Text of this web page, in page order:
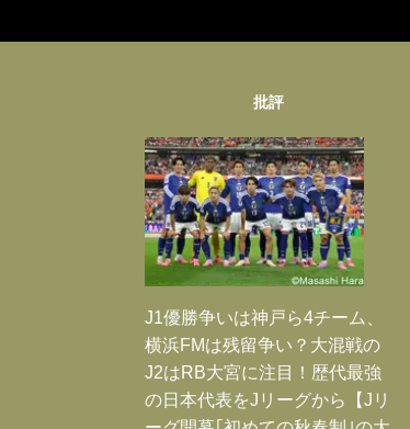
批評
J1優勝争いは神戸ら4チーム、
横浜FMは残留争い？大混戦の
J2はRB大宮に注目！歴代最強
の日本代表をJリーグから【Jリ